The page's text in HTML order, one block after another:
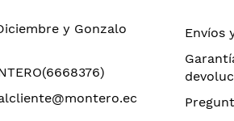
y Gonzalo
Envíos